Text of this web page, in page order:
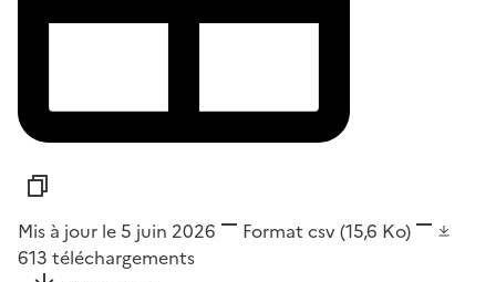
Mis à jour le 5 juin 2026 Format csv(15,6 Ko)
613 téléchargements